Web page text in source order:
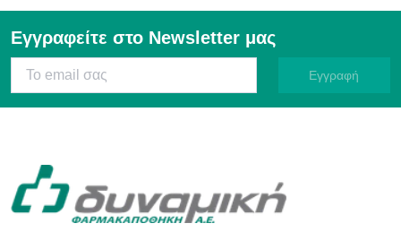
Εγγραφείτε στο Newsletter μας
Εγγραφή